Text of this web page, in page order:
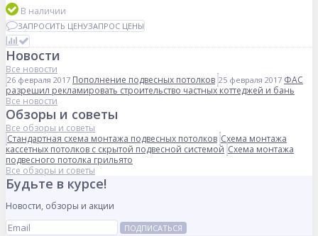
В наличии
ЗАПРОСИТЬ ЦЕНУЗАПРОС ЦЕНЫ
Новости
Все новости
26 февраля 2017 Пополнение подвесных потолков 25 февраля 2017 ФАС
разрешил рекламировать строительство частных коттеджей и бань
Все новости
Обзоры и советы
Все обзоры и советы
Стандартная схема монтажа подвесных потолков Схема монтажа
кассетных потолков с скрытой подвесной системой Схема монтажа
подвесного потолка грильято
Все обзоры и советы
Будьте в курсе!
Новости, обзоры и акции
ПОДПИСАТЬСЯ